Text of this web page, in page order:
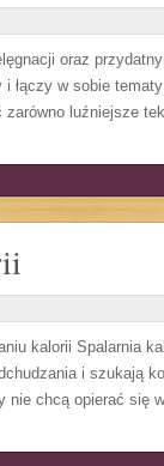
oraz
w sobie
luźniejsze
kalorii Spalarnia
i szukają
chcą opierać się